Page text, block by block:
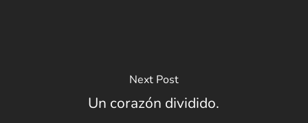
Next Post
Un corazón dividido.